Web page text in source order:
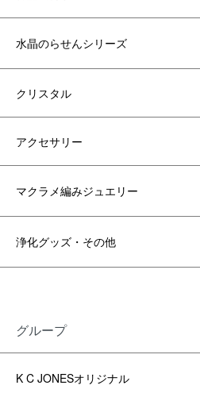
水晶のらせんシリーズ
クリスタル
アクセサリー
マクラメ編みジュエリー
浄化グッズ・その他
グループ
K C JONESオリジナル